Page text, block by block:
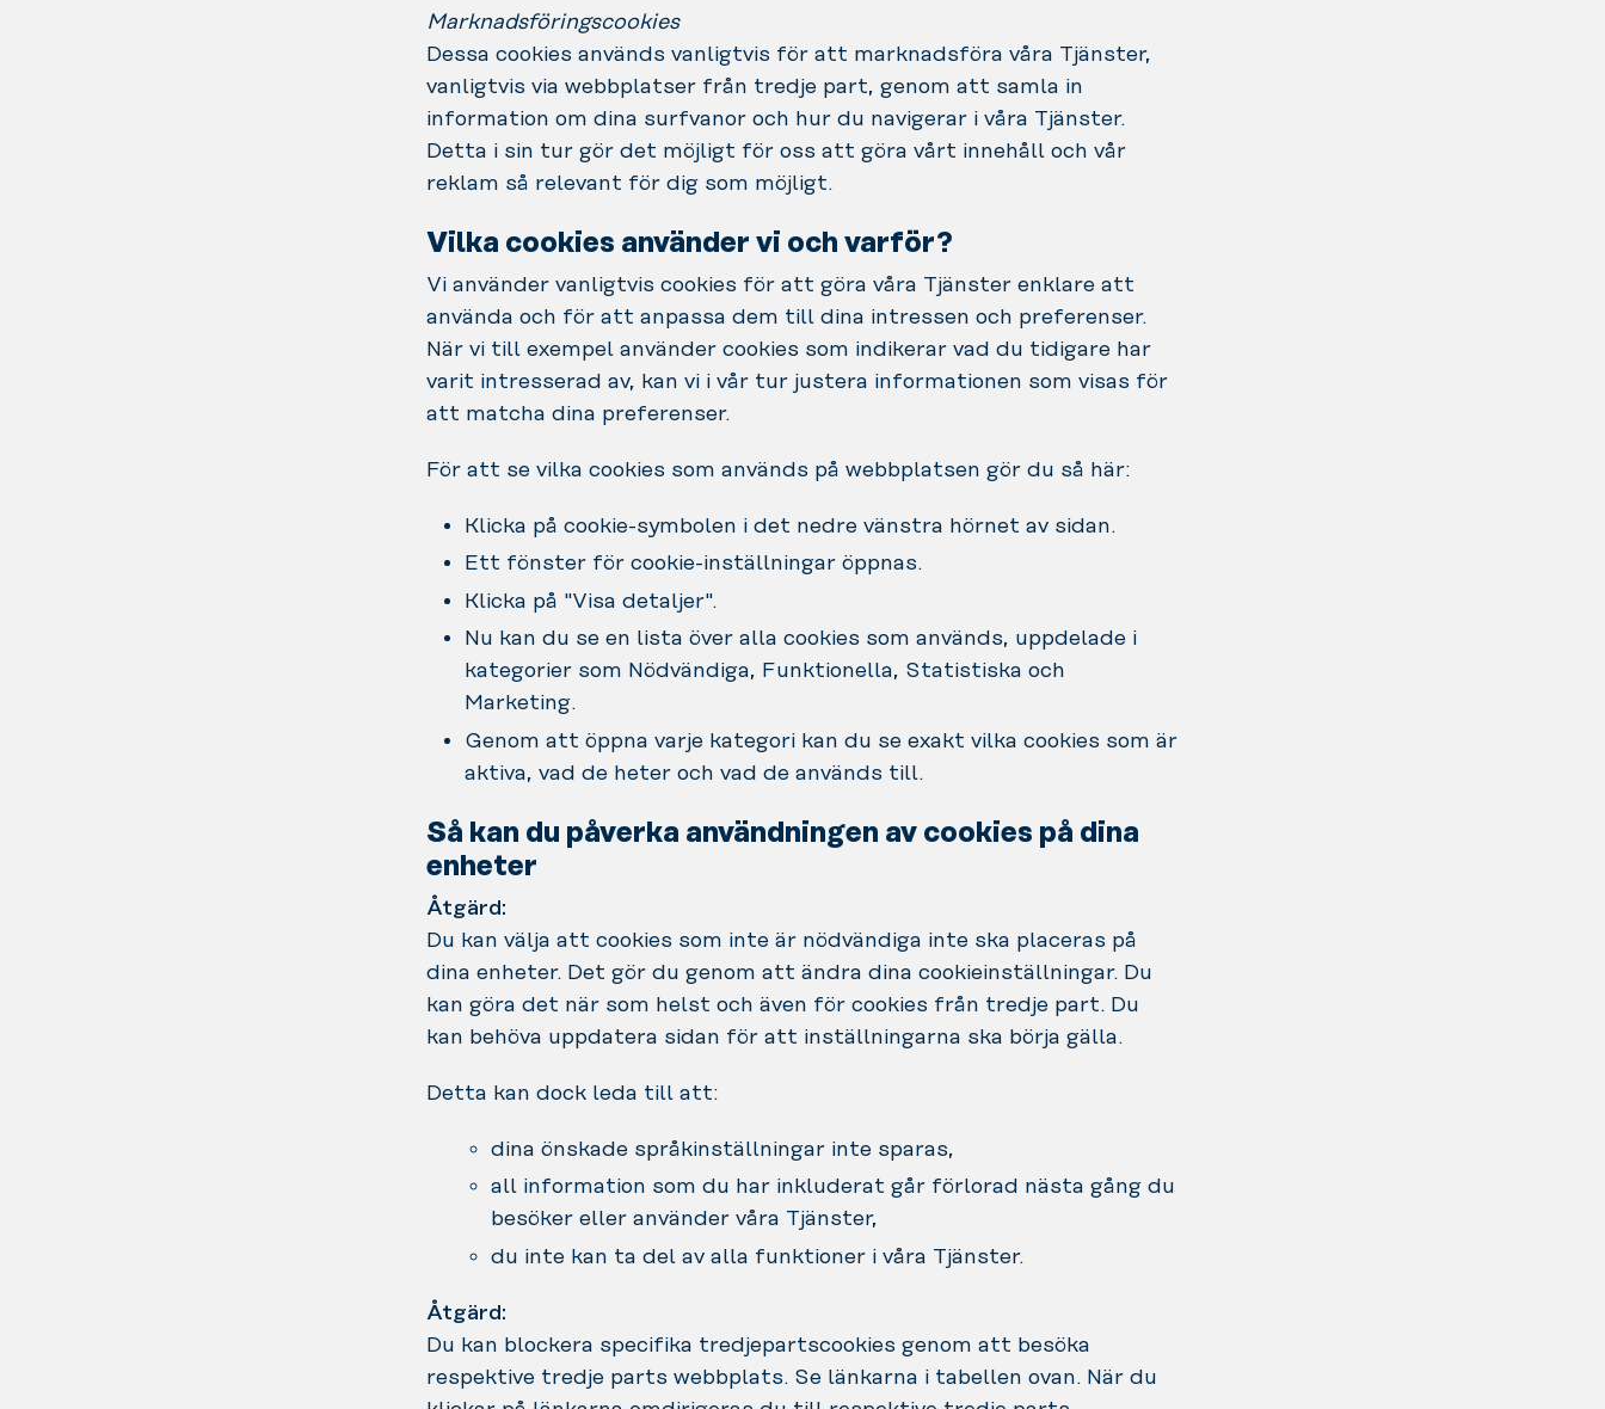
Marknadsföringscookies
Dessa cookies används vanligtvis för att marknadsföra våra Tjänster,
vanligtvis via webbplatser från tredje part, genom att samla in
information om dina surfvanor och hur du navigerar i våra Tjänster.
Detta i sin tur gör det möjligt för oss att göra vårt innehåll och vår
reklam så relevant för dig som möjligt.
Vilka cookies använder vi och varför?
Vi använder vanligtvis cookies för att göra våra Tjänster enklare att
använda och för att anpassa dem till dina intressen och preferenser.
När vi till exempel använder cookies som indikerar vad du tidigare har
varit intresserad av, kan vi i vår tur justera informationen som visas för
att matcha dina preferenser.
För att se vilka cookies som används på webbplatsen gör du så här:
Klicka på cookie-symbolen i det nedre vänstra hörnet av sidan.
Ett fönster för cookie-inställningar öppnas.
Klicka på "Visa detaljer".
Nu kan du se en lista över alla cookies som används, uppdelade i
kategorier som Nödvändiga, Funktionella, Statistiska och
Marketing.
Genom att öppna varje kategori kan du se exakt vilka cookies som är
aktiva, vad de heter och vad de används till.
Så kan du påverka användningen av cookies på dina
enheter
Åtgärd:
Du kan välja att cookies som inte är nödvändiga inte ska placeras på
dina enheter. Det gör du genom att ändra dina cookieinställningar. Du
kan göra det när som helst och även för cookies från tredje part. Du
kan behöva uppdatera sidan för att inställningarna ska börja gälla.
Detta kan dock leda till att:
dina önskade språkinställningar inte sparas,
all information som du har inkluderat går förlorad nästa gång du
besöker eller använder våra Tjänster,
du inte kan ta del av alla funktioner i våra Tjänster.
Åtgärd:
Du kan blockera specifika tredjepartscookies genom att besöka
respektive tredje parts webbplats. Se länkarna i tabellen ovan. När du